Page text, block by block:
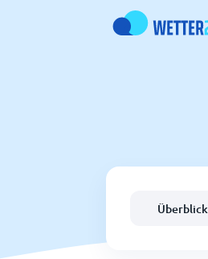
Überblick